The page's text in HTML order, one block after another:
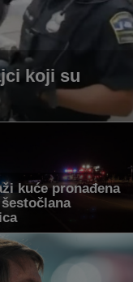
koji su
kuće pronađena